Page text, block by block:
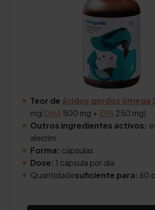
Teor de ácidos gordos ómega
mg(DHA500 mg + EPA250 mg)
Outros ingredientes activos:
alecrim
Forma: cápsulas
Dose: 1 cápsula por dia
Quantidadesuficiente para: 60